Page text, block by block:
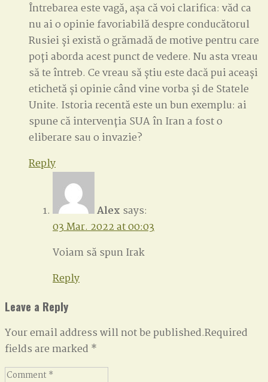
Întrebarea este vagă, așa că voi clarifica: văd ca
nu ai o opinie favoriabilă despre conducătorul
Rusiei și există o grămadă de motive pentru care
poți aborda acest punct de vedere. Nu asta vreau
să te întreb. Ce vreau să știu este dacă pui aceași
etichetă și opinie când vine vorba și de Statele
Unite. Istoria recentă este un bun exemplu: ai
spune că intervenția SUA în Iran a fost o
eliberare sau o invazie?
Reply
Alex says:
03 Mar. 2022 at 00:03
Voiam să spun Irak
Reply
Leave a Reply
Your email address will not be published.Required
fields are marked *
Comment